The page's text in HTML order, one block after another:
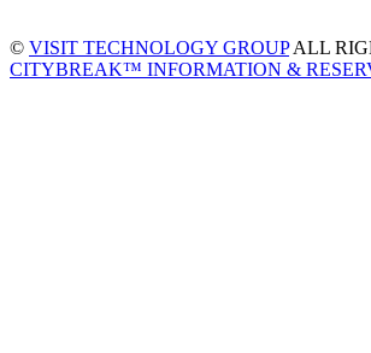
© VISIT TECHNOLOGY GROUPALL
CITYBREAK™ INFORMATION &